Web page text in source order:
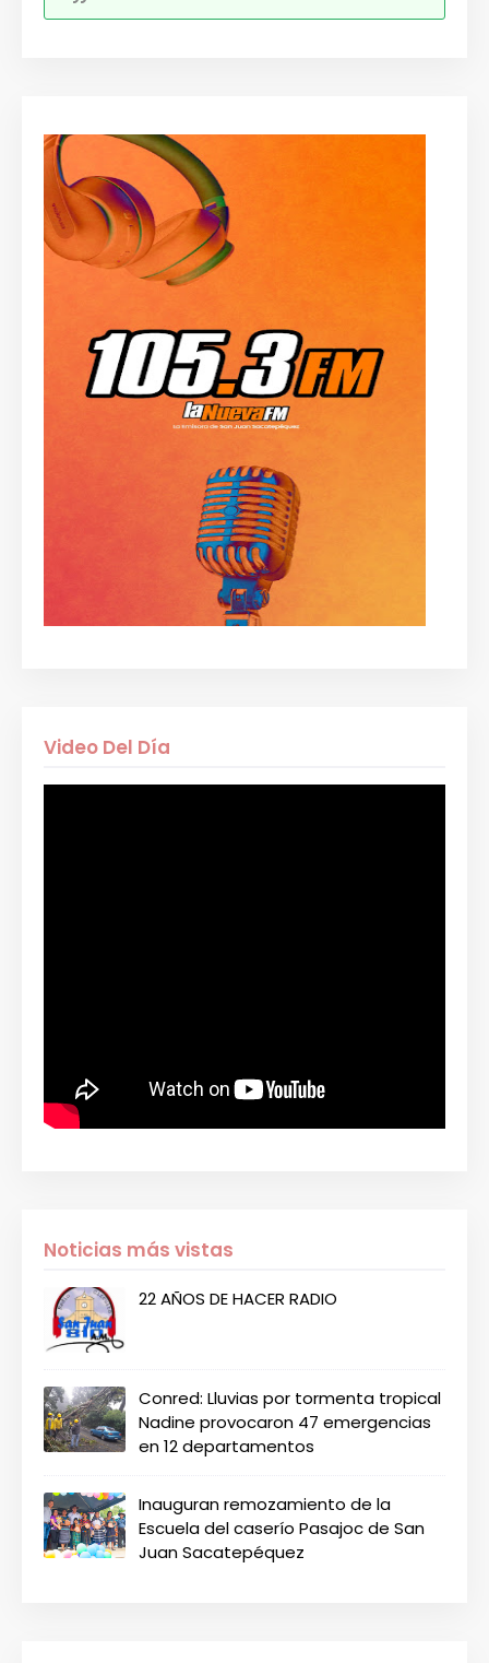
Video Del Día
Noticias más vistas
22 AÑOS DE HACER RADIO
Conred: Lluvias por tormenta tropical
Nadine provocaron 47 emergencias
en 12 departamentos
Inauguran remozamiento de la
Escuela del caserío Pasajoc de San
Juan Sacatepéquez